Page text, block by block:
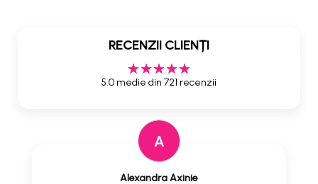
RECENZII CLIENȚI
5.0 medie din 721 recenzii
A
Alexandra Axinie